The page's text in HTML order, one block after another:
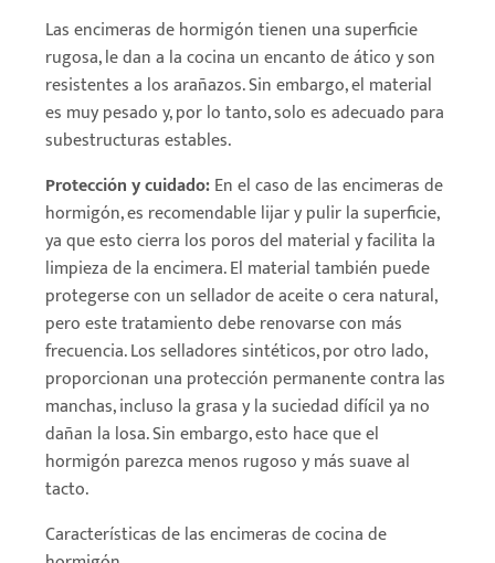
Las encimeras de hormigón tienen una superficie
rugosa, le dan a la cocina un encanto de ático y son
resistentes a los arañazos. Sin embargo, el material
es muy pesado y, por lo tanto, solo es adecuado para
subestructuras estables.
Protección y cuidado:En el caso de las encimeras de
hormigón, es recomendable lijar y pulir la superficie,
ya que esto cierra los poros del material y facilita la
limpieza de la encimera. El material también puede
protegerse con un sellador de aceite o cera natural,
pero este tratamiento debe renovarse con más
frecuencia. Los selladores sintéticos, por otro lado,
proporcionan una protección permanente contra las
manchas, incluso la grasa y la suciedad difícil ya no
dañan la losa. Sin embargo, esto hace que el
hormigón parezca menos rugoso y más suave al
tacto.
Características de las encimeras de cocina de